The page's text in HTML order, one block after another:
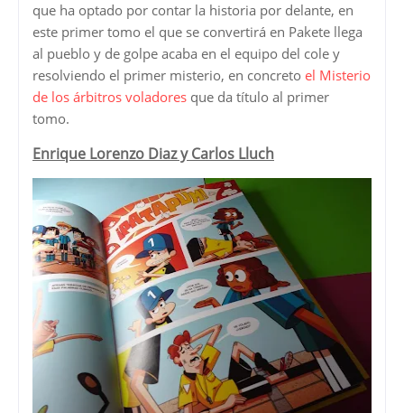
que ha optado por contar la historia por delante, en
este primer tomo el que se convertirá en Pakete llega
al pueblo y de golpe acaba en el equipo del cole y
resolviendo el primer misterio, en concreto el Misterio
de los árbitros voladores que da título al primer
tomo.
Enrique Lorenzo Diaz y Carlos Lluch